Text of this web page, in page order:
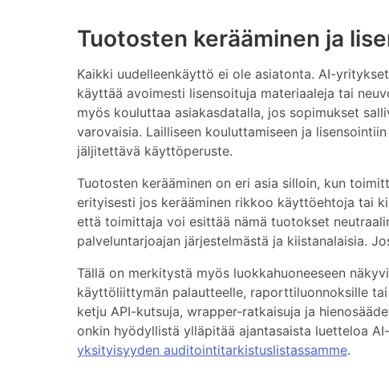
Tuotosten kerääminen ja
Kaikki uudelleenkäyttö ei ole asiatonta. AI-
käyttää avoimesti lisensoituja materiaaleja tai
myös kouluttaa asiakasdatalla, jos sopimukset
varovaisia. Lailliseen kouluttamiseen ja
jäljitettävä käyttöperuste.
Tuotosten kerääminen on eri asia silloin, kun
erityisesti jos kerääminen rikkoo käyttöehtoja tai
että toimittaja voi esittää nämä tuotokset
palveluntarjoajan järjestelmästä ja kiistanalaisia.
Tällä on merkitystä myös luokkahuoneeseen
käyttöliittymän palautteelle, raporttiluonnoksille
ketju API-kutsuja, wrapper-ratkaisuja ja
onkin hyödyllistä ylläpitää ajantasaista luetteloa
yksityisyyden auditointitarkistuslistassamme.